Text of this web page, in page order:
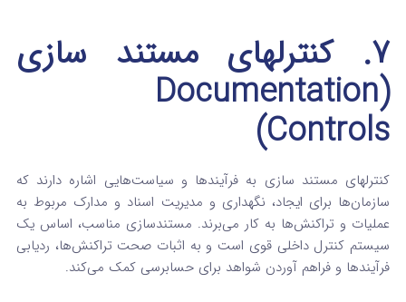
۷. کنترلهای مستند سازی
(Documentation
Controls)
کنترلهای مستند سازی به فرآیندها و سیاست‌هایی اشاره دارند که
سازمان‌ها برای ایجاد، نگهداری و مدیریت اسناد و مدارک مربوط به
عملیات و تراکنش‌ها به کار می‌برند. مستندسازی مناسب، اساس یک
سیستم کنترل داخلی قوی است و به اثبات صحت تراکنش‌ها، ردیابی
فرآیندها و فراهم آوردن شواهد برای حسابرسی کمک می‌کند.